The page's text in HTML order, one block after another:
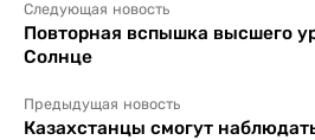
Следующая новость
Повторная вспышка высшего
Солнце
Предыдущая новость
Казахстанцы смогут